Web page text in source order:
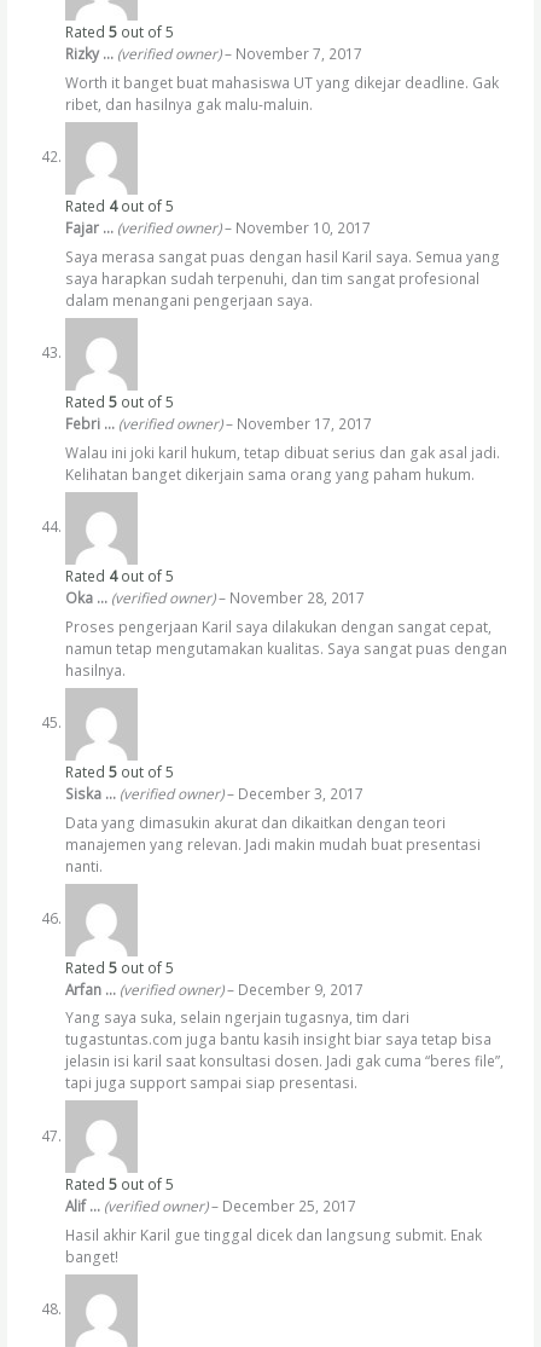
Rated 5out of 5
Rizky … (verified owner) – November 7, 2017
Worth it banget buat mahasiswa UT yang dikejar deadline. Gak
ribet, dan hasilnya gak malu-maluin.
Rated 4out of 5
Fajar … (verified owner) – November 10, 2017
Saya merasa sangat puas dengan hasil Karil saya. Semua yang
saya harapkan sudah terpenuhi, dan tim sangat profesional
dalam menangani pengerjaan saya.
Rated 5out of 5
Febri … (verified owner) – November 17, 2017
Walau ini joki karil hukum, tetap dibuat serius dan gak asal jadi.
Kelihatan banget dikerjain sama orang yang paham hukum.
Rated 4out of 5
Oka … (verified owner) – November 28, 2017
Proses pengerjaan Karil saya dilakukan dengan sangat cepat,
namun tetap mengutamakan kualitas. Saya sangat puas dengan
hasilnya.
Rated 5out of 5
Siska … (verified owner) – December 3, 2017
Data yang dimasukin akurat dan dikaitkan dengan teori
manajemen yang relevan. Jadi makin mudah buat presentasi
nanti.
Rated 5out of 5
Arfan … (verified owner) – December 9, 2017
Yang saya suka, selain ngerjain tugasnya, tim dari
tugastuntas.com juga bantu kasih insight biar saya tetap bisa
jelasin isi karil saat konsultasi dosen. Jadi gak cuma “beres file”,
tapi juga support sampai siap presentasi.
Rated 5out of 5
Alif … (verified owner) – December 25, 2017
Hasil akhir Karil gue tinggal dicek dan langsung submit. Enak
banget!